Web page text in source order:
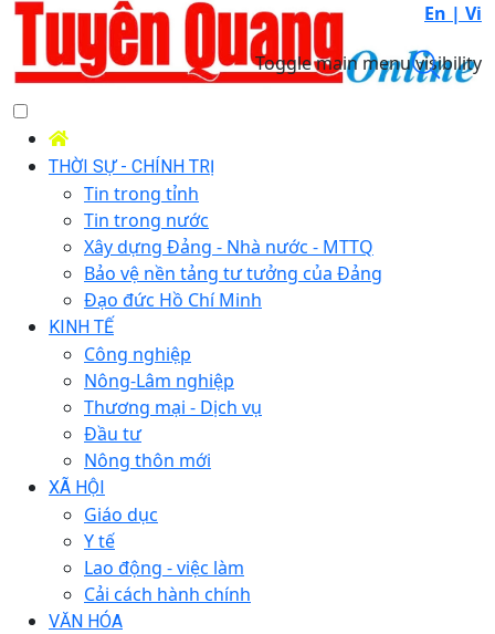
En | Vi
Toggle main menu visibility
THỜI SỰ - CHÍNH TRỊ
Tin trong tỉnh
Tin trong nước
Xây dựng Đảng - Nhà nước - MTTQ
Bảo vệ nền tảng tư tưởng của Đảng
Đạo đức Hồ Chí Minh
KINH TẾ
Công nghiệp
Nông-Lâm nghiệp
Thương mại - Dịch vụ
Đầu tư
Nông thôn mới
XÃ HỘI
Giáo dục
Y tế
Lao động - việc làm
Cải cách hành chính
VĂN HÓA